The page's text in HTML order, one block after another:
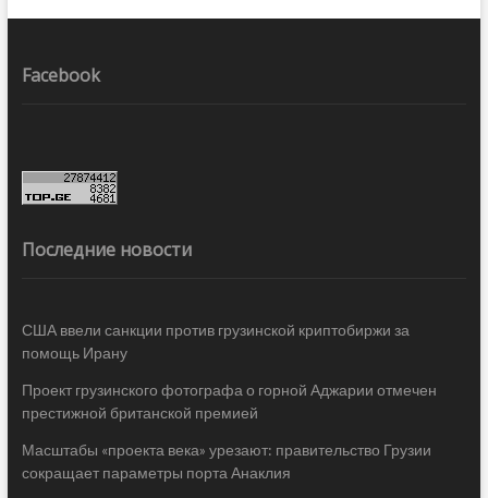
Facebook
Последние новости
США ввели санкции против грузинской криптобиржи за
помощь Ирану
Проект грузинского фотографа о горной Аджарии отмечен
престижной британской премией
Масштабы «проекта века» урезают: правительство Грузии
сокращает параметры порта Анаклия